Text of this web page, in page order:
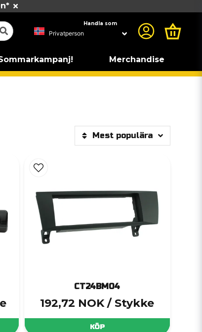
Handla som
Merchandise
Mest populära
CT24BM04
192,72 NOK / Stykke
KÖP